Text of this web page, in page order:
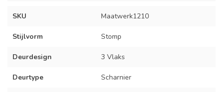
SKU Maatwerk1210
Stijlvorm Stomp
Deurdesign 3 Vlaks
Deurtype Scharnier